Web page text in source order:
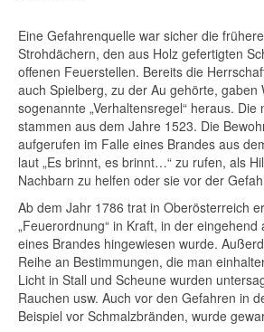
Eine Gefahrenquelle war sicher die
Strohdächern, den aus Holz gefertigten
offenen Feuerstellen. Bereits die
auch Spielberg, zu der Au gehörte, gaben
sogenannte „Verhaltensregel“ heraus. Die
stammen aus dem Jahre 1523. Die
aufgerufen im Falle eines Brandes aus
laut „Es brinnt, es brinnt…“ zu rufen, als
Nachbarn zu helfen oder sie vor der
Ab dem Jahr 1786 trat in Oberösterreich
„Feuerordnung“ in Kraft, in der eingehend
eines Brandes hingewiesen wurde.
Reihe an Bestimmungen, die man
Licht in Stall und Scheune wurden
Rauchen usw. Auch vor den Gefahren in
Beispiel vor Schmalzbränden, wurde